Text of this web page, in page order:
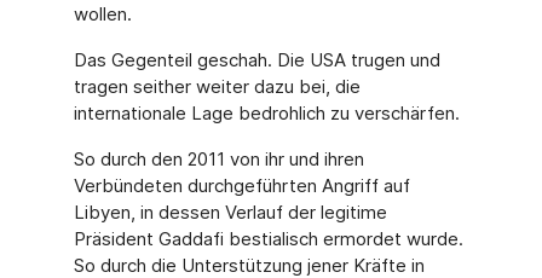
wollen.
Das Gegenteil geschah. Die USA trugen und
tragen seither weiter dazu bei, die
internationale Lage bedrohlich zu verschärfen.
So durch den 2011 von ihr und ihren
Verbündeten durchgeführten Angriff auf
Libyen, in dessen Verlauf der legitime
Präsident Gaddafi bestialisch ermordet wurde.
So durch die Unterstützung jener Kräfte in